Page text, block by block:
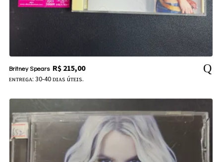
Britney Spears R$215,00
ᴇɴᴛʀᴇɢᴀ: 30-40 ᴅɪᴀs úᴛᴇɪs.